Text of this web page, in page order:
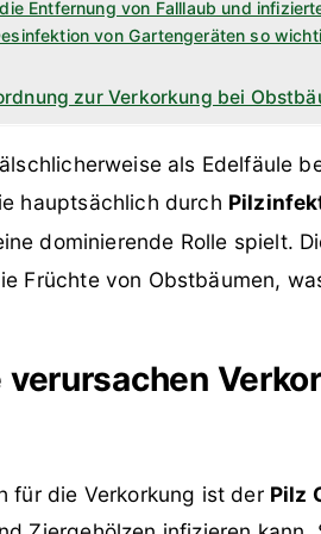
Entfernung von Falllaub und
von Gartengeräten so
zur Verkorkung bei
als Edelfäule
hauptsächlich durch
dominierende Rolle spielt.
Früchte von Obstbäumen,
verursachen
für die Verkorkung ist der Pilz